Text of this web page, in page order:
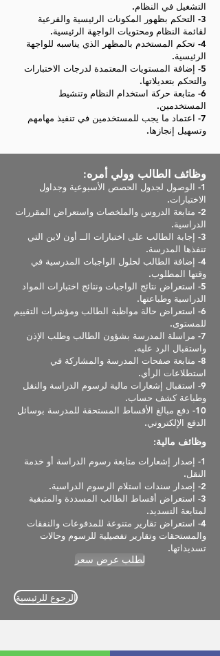
التشغيل في النظام.
3- التحكم بظهور المكونات الرئيسية والفرعية
لقائمة النظام ومحتويات الواجهة الرئيسية.
4- تحكم المستخدم بالمظهر الذي يناسبه للواجهة
الرئيسية.
5- إضافة المستويات المعتمدة لدرجات الاختبارات
والتحكم بتعديلاتها.
6- متابعة حركة استخدام النظام وتنشيط
المستخدمين.
7- اعتماد ما يجب للمستخدمين في تنفيذ مهامهم
وتسهيل إنجازها.
وظائف الطالب وولي أمره:
1- الوصول لجدول الحصص الأسبوعية وجداول
الاختبارات.
2- متابعة الدروس والملخصات واستعراض المقررات
الدراسية.
3- إجابة الطالب على اختبارات الــ أون لاين التي
تنفذها المدرسة.
4- إضافة الطالب لحلول الواجبات المدرسية في
وقتها المطلوب.
5- استعراض نتائج الواجبات ونتائج اختبارات المواد
الدراسية وطباعتها.
6- استعراض حالة مواظبة الطالب ومؤشرات التقييم
للمستوى.
7- مراسلة المدرسة بشؤون الطالب وطلب الإذن
واستقبال الرد عليه.
8- متابعة صفحات المدرسة والمشاركة في
استطلاعات الرأي.
9- استقبال إشعارات مالية لرسوم الدراسة والنقل
وطباعة كشف حساب.
10- دفع مبالغ الأقساط المستحقة للمدرسة بوسائل
الدفع الإلكتروني.
وظائف مالية:
1- إصدار إشعارات متابعة رسوم الدراسة أو خدمة
النقل.
2- إصدار سندات استلام الرسوم الدراسية.
3- استعراض أقساط الطالب المسددة والمتبقية
لمتابعة التسديد.
4- استعراض تقارير متنوعة للمدفوعات والنفقات
والمستحقات وتقارير تفصيلية للرسوم وحالات
تسديداتها.
لطلب عرض سعر
الرجوع للرئيسية